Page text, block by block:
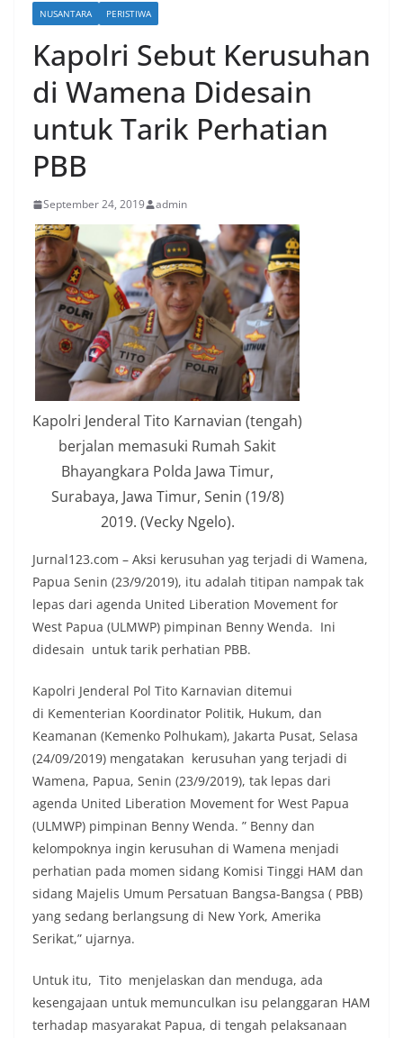
NUSANTARA PERISTIWA
Kapolri Sebut Kerusuhan
di Wamena Didesain
untuk Tarik Perhatian
PBB
September 24, 2019 admin
Kapolri Jenderal Tito Karnavian (tengah)
berjalan memasuki Rumah Sakit
Bhayangkara Polda Jawa Timur,
Surabaya, Jawa Timur, Senin (19/8)
2019. (Vecky Ngelo).
Jurnal123.com – Aksi kerusuhan yag terjadi di Wamena,
Papua Senin (23/9/2019), itu adalah titipan nampak tak
lepas dari agenda United Liberation Movement for
West Papua (ULMWP) pimpinan Benny Wenda. Ini
didesain untuk tarik perhatian PBB.
Kapolri Jenderal Pol Tito Karnavian ditemui
di Kementerian Koordinator Politik, Hukum, dan
Keamanan (Kemenko Polhukam), Jakarta Pusat, Selasa
(24/09/2019) mengatakan kerusuhan yang terjadi di
Wamena, Papua, Senin (23/9/2019), tak lepas dari
agenda United Liberation Movement for West Papua
(ULMWP) pimpinan Benny Wenda. ” Benny dan
kelompoknya ingin kerusuhan di Wamena menjadi
perhatian pada momen sidang Komisi Tinggi HAM dan
sidang Majelis Umum Persatuan Bangsa-Bangsa ( PBB)
yang sedang berlangsung di New York, Amerika
Serikat,” ujarnya.
Untuk itu, Tito menjelaskan dan menduga, ada
kesengajaan untuk memunculkan isu pelanggaran HAM
terhadap masyarakat Papua, di tengah pelaksanaan